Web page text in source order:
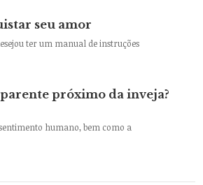
seu amor
ter um manual de instruções
próximo da inveja?
humano, bem como a